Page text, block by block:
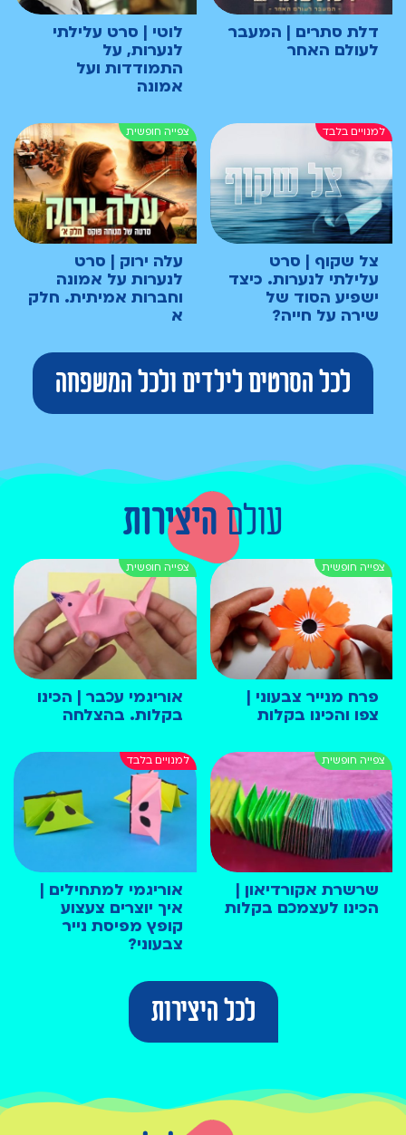
דלת סתרים | המעבר
לעולם האחר
לוטי | סרט עלילתי
לנערות, על
התמודדות ועל
אמונה
צל שקוף | סרט
עלילתי לנערות. כיצד
ישפיע הסוד של
שירה על חייה?
עלה ירוק | סרט
לנערות על אמונה
וחברות אמיתית. חלק
א
לכל הסרטים לילדים ולכל המשפחה
עולם היצירות
פרח מנייר צבעוני |
צפו והכינו בקלות
אוריגמי עכבר | הכינו
בקלות. בהצלחה
שרשרת אקורדיאון |
הכינו לעצמכם בקלות
אוריגמי למתחילים |
איך יוצרים צעצוע
קופץ מפיסת נייר
צבעוני?
לכל היצירות